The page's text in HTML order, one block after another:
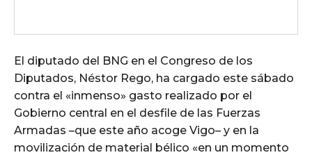
El diputado del BNG en el Congreso de los
Diputados, Néstor Rego, ha cargado este sábado
contra el «inmenso» gasto realizado por el
Gobierno central en el desfile de las Fuerzas
Armadas –que este año acoge Vigo– y en la
movilización de material bélico «en un momento